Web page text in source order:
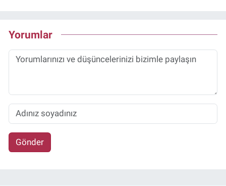
Yorumlar
Gönder